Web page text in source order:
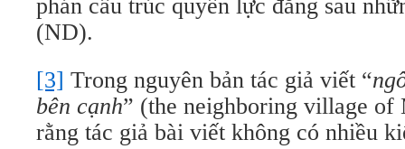
phán cấu trúc quyền lực đằng sau
(ND).
[3] Trong nguyên bản tác giả viết “
bên cạnh” (the neighboring village
rằng tác giả bài viết không có nhiều